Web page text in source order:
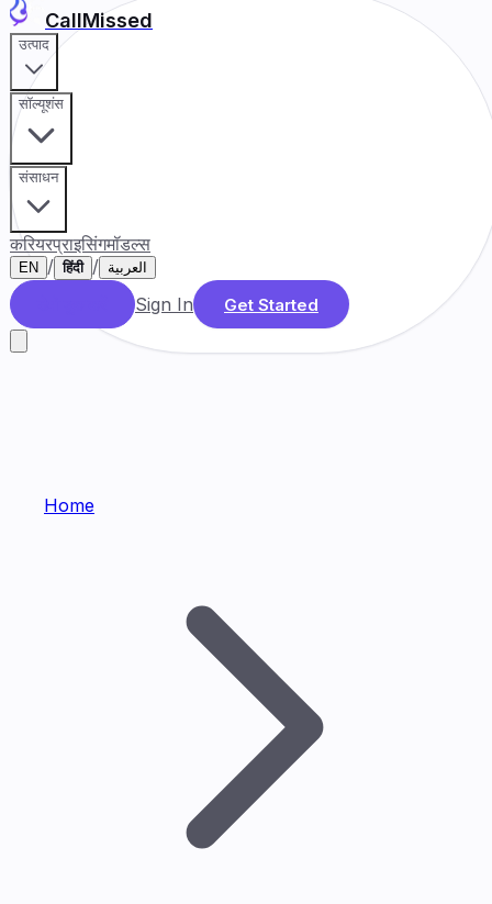
CallMissed
उत्पाद
सॉल्यूशंस
संसाधन
करियरप्राइसिंगमॉडल्स
EN / हिंदी / العربية
Sign In Get Started
Home